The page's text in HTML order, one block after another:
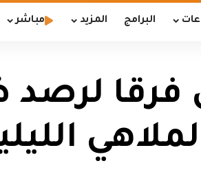
البرامج المزيد مباشر
لرصد